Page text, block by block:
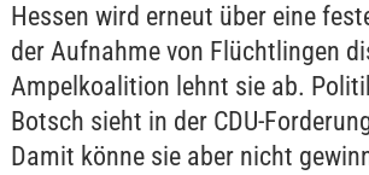
Hessen wird erneut über eine
der Aufnahme von Flüchtlingen
Ampelkoalition lehnt sie ab.
Botsch sieht in der CDU-
Damit könne sie aber nicht